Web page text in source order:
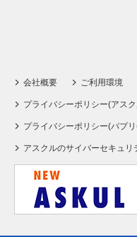
会社概要 ご利用環境
プライバシーポリシー(アス
プライバシーポリシー(パプ
アスクルのサイバーセキュリ